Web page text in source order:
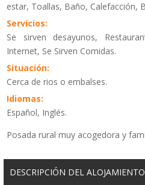
estar, Toallas, Baño, Calefacción,
Servicios:
Se sirven desayunos,
Internet, Se Sirven Comidas.
Situación:
Cerca de rios o embalses.
Idiomas:
Español, Inglés.
Posada rural muy acogedora y
DESCRIPCIÓN DEL ALOJAMIENTO